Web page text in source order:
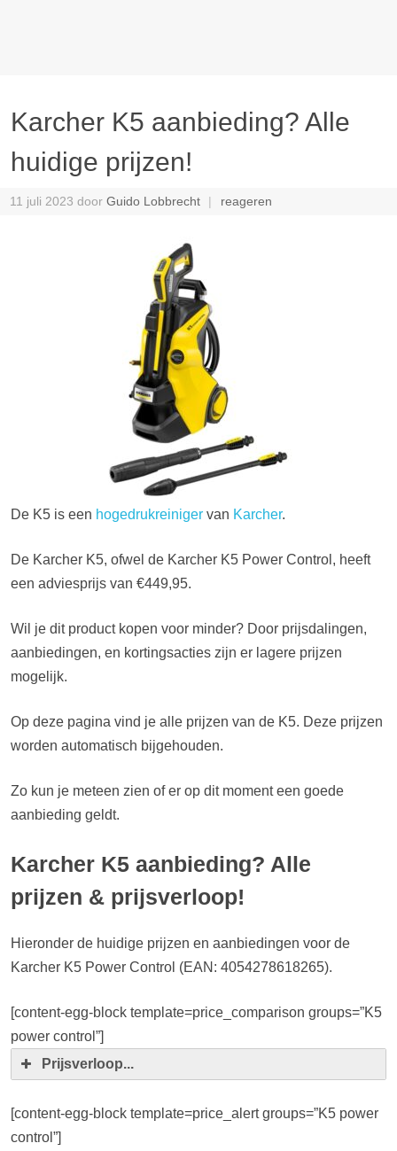
Karcher K5 aanbieding? Alle
huidige prijzen!
11 juli 2023 door Guido Lobbrecht reageren
De K5 is een hogedrukreiniger van Karcher.
De Karcher K5, ofwel de Karcher K5 Power Control, heeft
een adviesprijs van €449,95.
Wil je dit product kopen voor minder? Door prijsdalingen,
aanbiedingen, en kortingsacties zijn er lagere prijzen
mogelijk.
Op deze pagina vind je alle prijzen van de K5. Deze prijzen
worden automatisch bijgehouden.
Zo kun je meteen zien of er op dit moment een goede
aanbieding geldt.
Karcher K5 aanbieding? Alle
prijzen & prijsverloop!
Hieronder de huidige prijzen en aanbiedingen voor de
Karcher K5 Power Control (EAN: 4054278618265).
[content-egg-block template=price_comparison groups=”K5
power control”]
Prijsverloop...
[content-egg-block template=price_alert groups=”K5 power
control”]